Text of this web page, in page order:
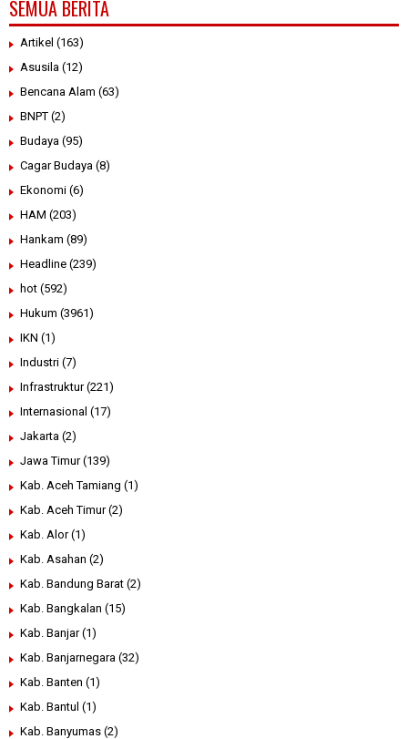
SEMUA BERITA
Artikel (163)
Asusila (12)
Bencana Alam (63)
BNPT (2)
Budaya (95)
Cagar Budaya (8)
Ekonomi (6)
HAM (203)
Hankam (89)
Headline (239)
hot (592)
Hukum (3961)
IKN (1)
Industri (7)
Infrastruktur (221)
Internasional (17)
Jakarta (2)
Jawa Timur (139)
Kab. Aceh Tamiang (1)
Kab. Aceh Timur (2)
Kab. Alor (1)
Kab. Asahan (2)
Kab. Bandung Barat (2)
Kab. Bangkalan (15)
Kab. Banjar (1)
Kab. Banjarnegara (32)
Kab. Banten (1)
Kab. Bantul (1)
Kab. Banyumas (2)